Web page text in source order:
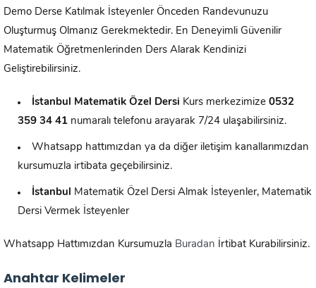
Demo Derse Katılmak İsteyenler Önceden Randevunuzu
Oluşturmuş Olmanız Gerekmektedir. En Deneyimli Güvenilir
Matematik Öğretmenlerinden Ders Alarak Kendinizi
Geliştirebilirsiniz.
İstanbul Matematik Özel Dersi Kurs merkezimize 0532
359 34 41 numaralı telefonu arayarak 7/24 ulaşabilirsiniz.
Whatsapp hattımızdan ya da diğer iletişim kanallarımızdan
kursumuzla irtibata geçebilirsiniz.
İstanbul Matematik Özel Dersi Almak İsteyenler, Matematik
Dersi Vermek İsteyenler
Whatsapp Hattımızdan Kursumuzla Buradan İrtibat Kurabilirsiniz.
Anahtar Kelimeler